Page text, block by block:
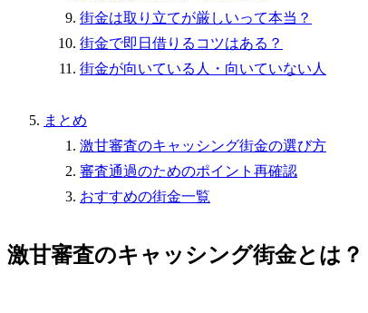
街金は取り立てが厳しいって本当？
街金で即日借りるコツはある？
街金が向いている人・向いていない人
まとめ
激甘審査のキャッシング街金の選び方
審査通過のためのポイント再確認
おすすめの街金一覧
激甘審査のキャッシング街金とは？